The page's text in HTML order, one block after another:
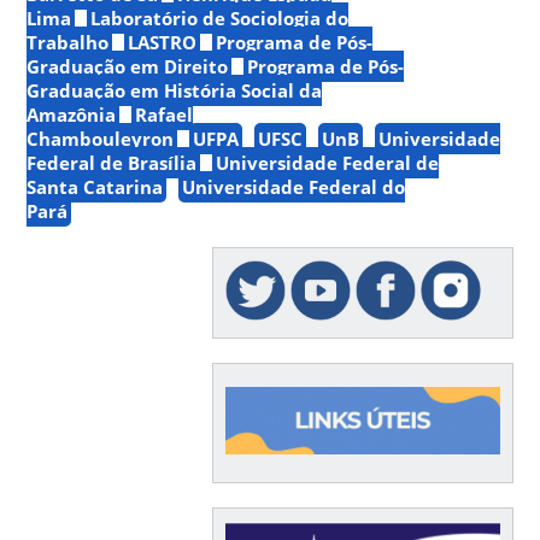
Lima
Laboratório de Sociologia do
Trabalho
LASTRO
Programa de Pós-
Graduação em Direito
Programa de Pós-
Graduação em História Social da
Amazônia
Rafael
Chambouleyron
UFPA UFSC UnB
Universidade
Federal de Brasília
Universidade Federal de
Santa Catarina
Universidade Federal do
Pará